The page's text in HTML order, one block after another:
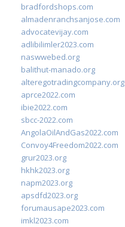
bradfordshops.com
almadenranchsanjose.com
advocatevijay.com
adlibilimler2023.com
naswwebed.org
balithut-manado.org
alteregotradingcompany.org
aprce2022.com
ibie2022.com
sbcc-2022.com
AngolaOilAndGas2022.com
Convoy4Freedom2022.com
grur2023.org
hkhk2023.org
napm2023.org
apsdfd2023.org
forumausape2023.com
imkl2023.com